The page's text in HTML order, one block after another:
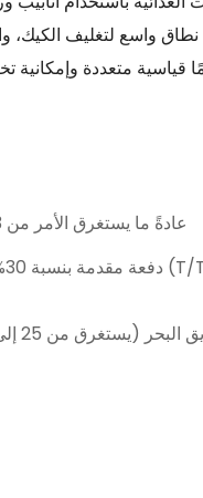
واسع لتغليف الكيك،
متعددة وإمكانية
عادةً ما يستغرق الأمر من 3 إلى 9 أيام للعينات ومن 13 إلى 22 يومًا للطلبات بالجملة